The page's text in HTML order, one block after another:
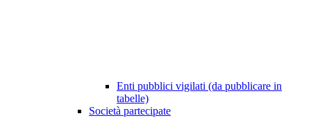
Enti pubblici vigilati (da pubblicare in
tabelle)
Società partecipate